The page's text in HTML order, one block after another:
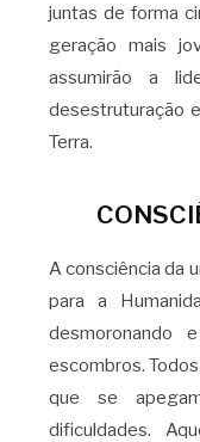
juntas de forma
geração mais
assumirão a
desestruturação
Terra.
A consciência da
para a
desmoronando
escombros.
que se
dificuldades.